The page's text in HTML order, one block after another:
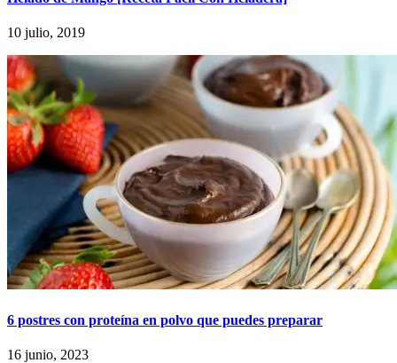
10 julio, 2019
6 postres con proteína en polvo que puedes preparar
16 junio, 2023